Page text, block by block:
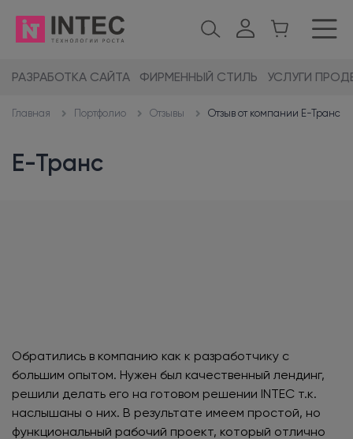
РАЗРАБОТКА САЙТА ФИРМЕННЫЙ СТИЛЬ УСЛУГИ
Главная Портфолио Отзывы Отзыв от компании Е-Транс
Е-Транс
Обратились в компанию как к разработчику с
большим опытом. Нужен был качественный лендинг,
решили делать его на готовом решении INTEC т.к.
наслышаны о них. В результате имеем простой, но
функциональный рабочий проект, который отлично